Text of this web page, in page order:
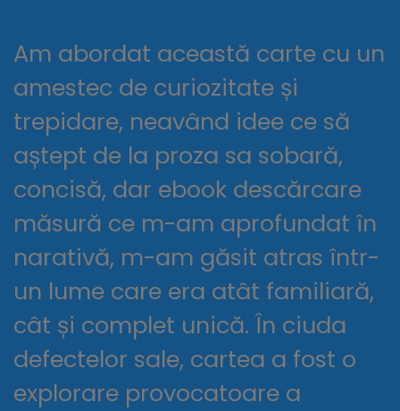
Am abordat această carte cu un
amestec de curiozitate și
trepidare, neavând idee ce să
aștept de la proza sa sobară,
concisă, dar ebook descărcare
măsură ce m-am aprofundat în
narativă, m-am găsit atras într-
un lume care era atât familiară,
cât și complet unică. În ciuda
defectelor sale, cartea a fost o
explorare provocatoare a